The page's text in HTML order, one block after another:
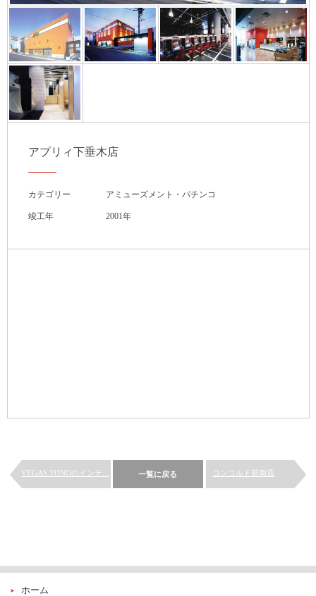
アプリィ下垂木店
カテゴリー アミューズメント・パチンコ
竣工年 2001年
VEGAS TONOのインテ... 一覧に戻る コンコルド碧南店
ホーム